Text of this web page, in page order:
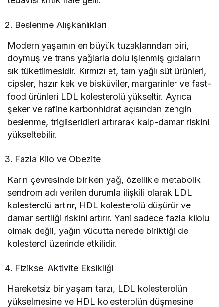
Beslenme Alışkanlıkları
Modern yaşamın en büyük tuzaklarından biri,
doymuş ve trans yağlarla dolu işlenmiş gıdaların
sık tüketilmesidir. Kırmızı et, tam yağlı süt ürünleri,
cipsler, hazır kek ve bisküviler, margarinler ve fast-
food ürünleri LDL kolesterolü yükseltir. Ayrıca
şeker ve rafine karbonhidrat açısından zengin
beslenme, trigliseridleri artırarak kalp-damar riskini
yükseltebilir.
Fazla Kilo ve Obezite
Karın çevresinde biriken yağ, özellikle metabolik
sendrom adı verilen durumla ilişkili olarak LDL
kolesterolü artırır, HDL kolesterolü düşürür ve
damar sertliği riskini artırır. Yani sadece fazla kilolu
olmak değil, yağın vücutta nerede biriktiği de
kolesterol üzerinde etkilidir.
Fiziksel Aktivite Eksikliği
Hareketsiz bir yaşam tarzı, LDL kolesterolün
yükselmesine ve HDL kolesterolün düşmesine